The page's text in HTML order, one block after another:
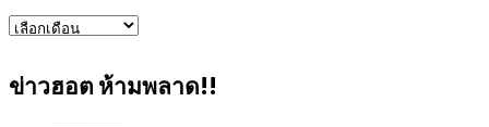
ข่าว
ข่าวฮอต ห้ามพลาด!!